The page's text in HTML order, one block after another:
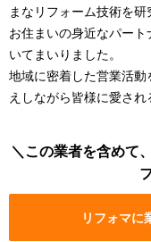
まなリフォーム技術を研
お住まいの身近なパー
いてまいりました。
地域に密着した営業活
えしながら皆様に愛され
この業者を含めて
リフォマに